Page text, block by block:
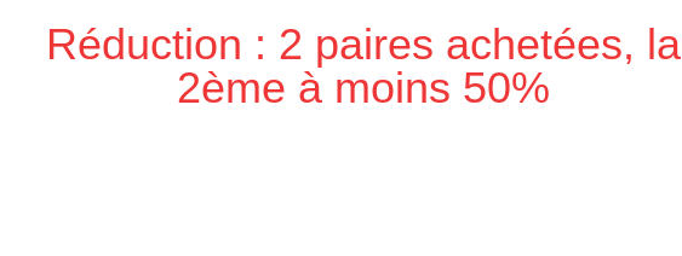
Réduction : 2 paires achetées, la
2ème à moins 50%